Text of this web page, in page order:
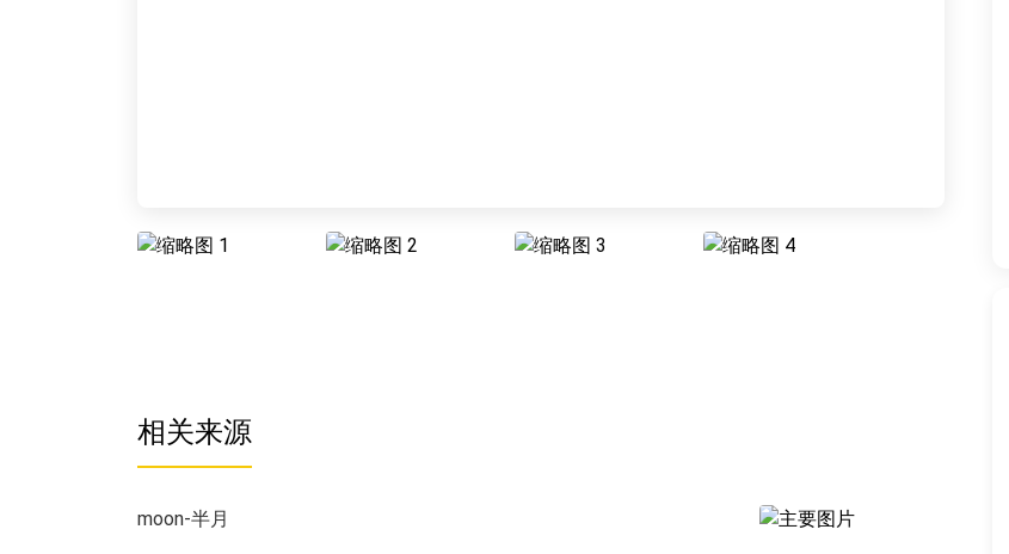
相关来源
moon-半月